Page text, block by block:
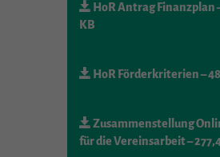
HoR Antrag Finanzplan
KB
HoR Förderkriterien–
Zusammenstellung
für die Vereinsarbeit–